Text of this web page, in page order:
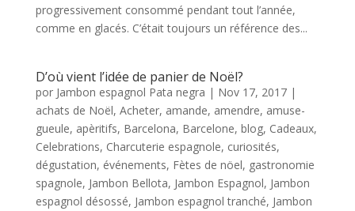
progressivement consommé pendant tout l’année,
comme en glacés. C’était toujours un référence des...
D’où vient l’idée de panier de Noël?
por Jambon espagnol Pata negra | Nov 17, 2017|
achats de Noël, Acheter, amande, amendre, amuse-
gueule, apèritifs, Barcelona, Barcelone, blog, Cadeaux,
Celebrations, Charcuterie espagnole, curiosités,
dégustation, événements, Fètes de nöel, gastronomie
spagnole, Jambon Bellota, Jambon Espagnol, Jambon
espagnol désossé, Jambon espagnol tranché, Jambon